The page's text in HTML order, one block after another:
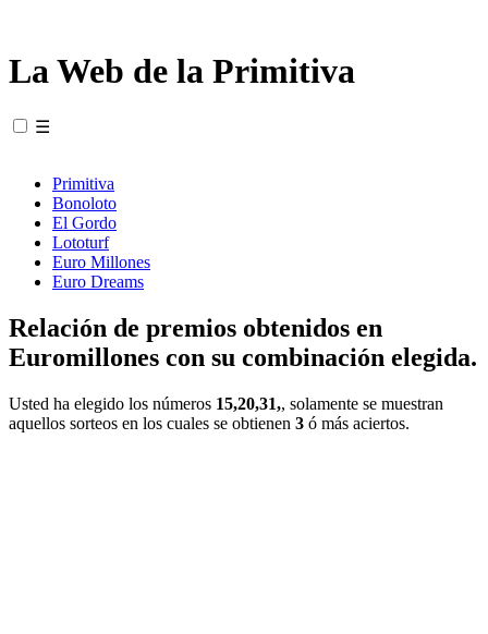
La Web de la Primitiva
☰
Primitiva
Bonoloto
El Gordo
Lototurf
Euro Millones
Euro Dreams
Relación de premios obtenidos en
Euromillones con su combinación elegida.
Usted ha elegido los números 15,20,31,, solamente se muestran
aquellos sorteos en los cuales se obtienen 3 ó más aciertos.